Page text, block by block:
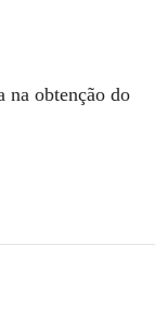
obtenção do